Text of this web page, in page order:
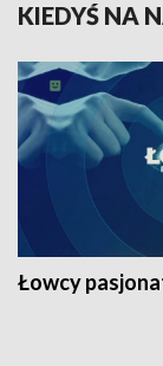
KIEDYŚ NA
Łowcy